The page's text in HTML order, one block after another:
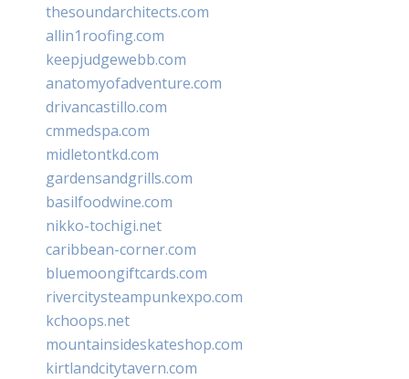
thesoundarchitects.com
allin1roofing.com
keepjudgewebb.com
anatomyofadventure.com
drivancastillo.com
cmmedspa.com
midletontkd.com
gardensandgrills.com
basilfoodwine.com
nikko-tochigi.net
caribbean-corner.com
bluemoongiftcards.com
rivercitysteampunkexpo.com
kchoops.net
mountainsideskateshop.com
kirtlandcitytavern.com